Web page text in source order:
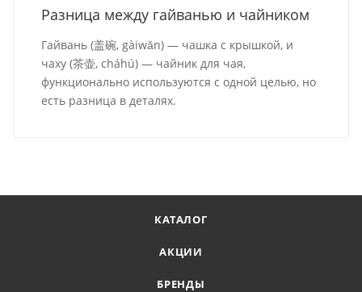
Разница между гайванью и чайником
Гайвань (盖碗, gàiwǎn) — чашка с крышкой, и
чаху (茶壶, cháhú) — чайник для чая,
функционально используются с одной целью, но
есть разница в деталях.
КАТАЛОГ
АКЦИИ
БРЕНДЫ